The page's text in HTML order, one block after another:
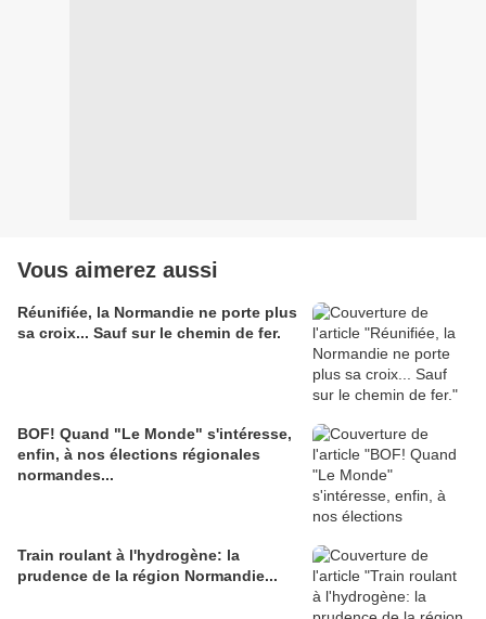
Vous aimerez aussi
Réunifiée, la Normandie ne porte plus
sa croix... Sauf sur le chemin de fer.
BOF! Quand "Le Monde" s'intéresse,
enfin, à nos élections régionales
normandes...
Train roulant à l'hydrogène: la
prudence de la région Normandie...